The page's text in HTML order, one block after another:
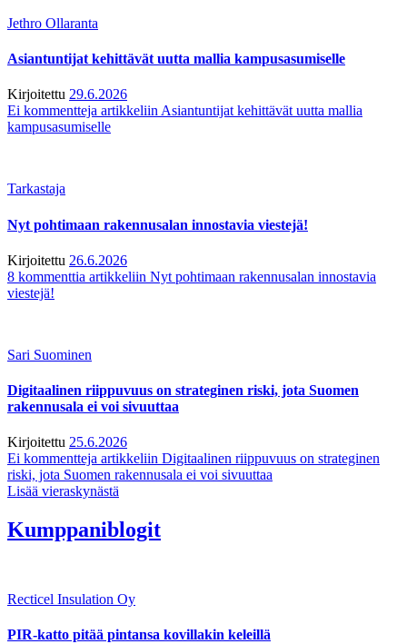
Jethro Ollaranta
Asiantuntijat kehittävät uutta mallia kampusasumiselle
Kirjoitettu 29.6.2026
Ei kommentteja artikkeliin Asiantuntijat kehittävät uutta mallia
kampusasumiselle
Tarkastaja
Nyt pohtimaan rakennusalan innostavia viestejä!
Kirjoitettu 26.6.2026
8 kommenttia artikkeliin Nyt pohtimaan rakennusalan innostavia
viestejä!
Sari Suominen
Digitaalinen riippuvuus on strateginen riski, jota Suomen
rakennusala ei voi sivuuttaa
Kirjoitettu 25.6.2026
Ei kommentteja artikkeliin Digitaalinen riippuvuus on strateginen
riski, jota Suomen rakennusala ei voi sivuuttaa
Lisää vieraskynästä
Kumppaniblogit
Recticel Insulation Oy
PIR-katto pitää pintansa kovillakin keleillä